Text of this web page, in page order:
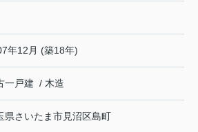
年12月 (築18年)
一戸建 / 木造
県さいたま市見沼区島町